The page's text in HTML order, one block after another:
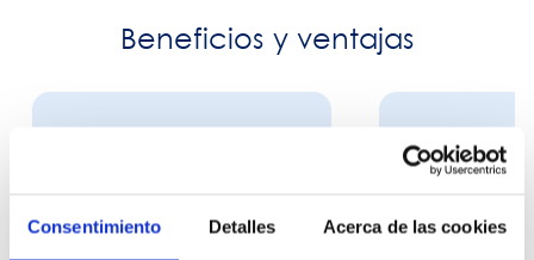
Consentimiento Detalles Acerca de las cookies
Beneficios y ventajas